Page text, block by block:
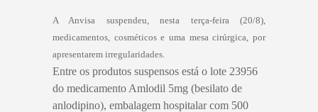
A Anvisa suspendeu, nesta terça-feira (20/8),
medicamentos, cosméticos e uma mesa cirúrgica, por
apresentarem irregularidades.
Entre os produtos suspensos está o lote 23956
do medicamento Amlodil 5mg (besilato de
anlodipino), embalagem hospitalar com 500